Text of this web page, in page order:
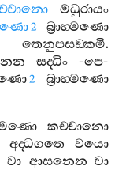
මධුරායං
2
බ්‍රාහ‍්මණො
තෙනුපසඞ‍්කමි.
සද‍්ධිං-පෙ-
2
බ්‍රාහ‍්මණො
කච‍්චානො
අද‍්ධගතෙ
වයො
වා ආසනෙන වා